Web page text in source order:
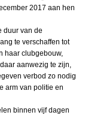
2017 aan hen
duur van de
te verschaffen tot
haar clubgebouw,
aanwezig te zijn,
verbod zo nodig
arm van politie en
binnen vijf dagen